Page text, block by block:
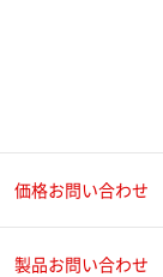
価格お問い合わせ
製品お問い合わせ